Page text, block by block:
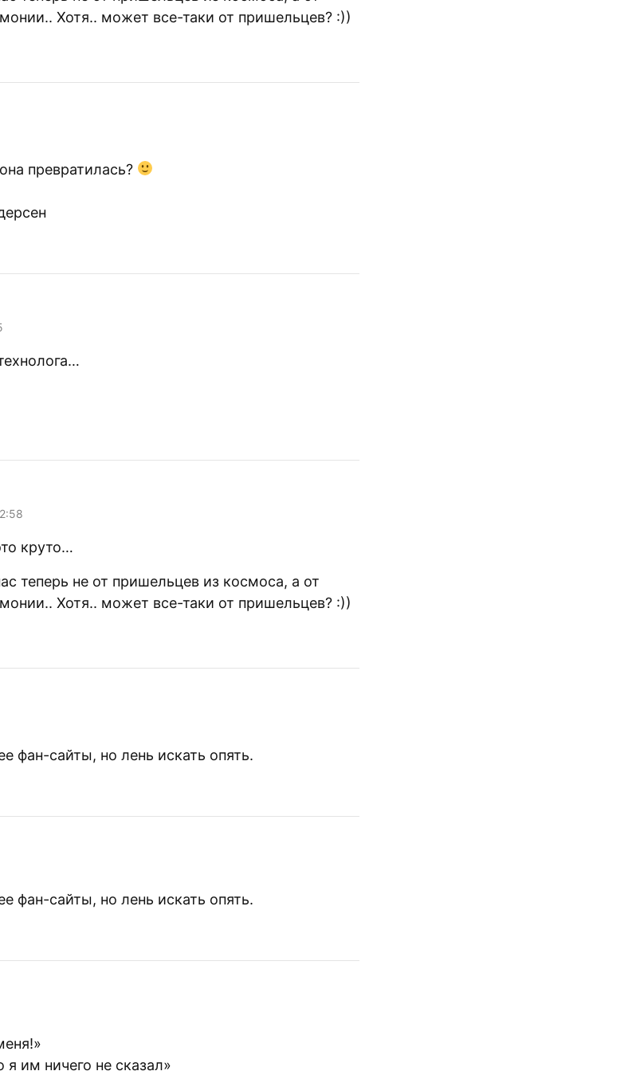
Хотя.. может все-таки от пришельцев? :))
превратилась?
круто…
теперь не от пришельцев из космоса, а от
Хотя.. может все-таки от пришельцев? :))
фан-сайты, но лень искать опять.
фан-сайты, но лень искать опять.
им ничего не сказал»